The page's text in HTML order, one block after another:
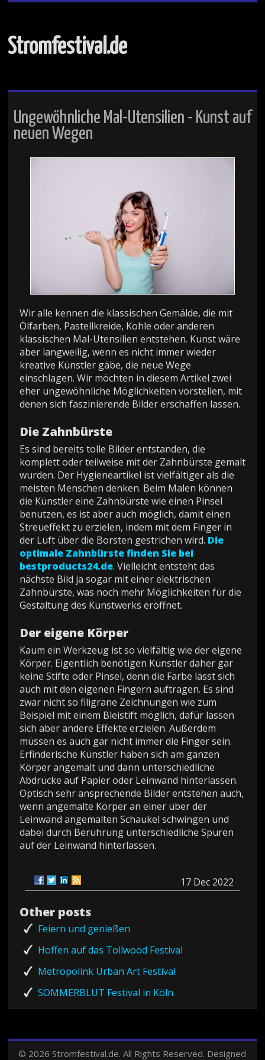
Stromfestival.de
Ungewöhnliche Mal-Utensilien - Kunst auf
neuen Wegen
Wir alle kennen die klassischen Gemälde, die mit
Ölfarben, Pastellkreide, Kohle oder anderen
klassischen Mal-Utensilien entstehen. Kunst wäre
aber langweilig, wenn es nicht immer wieder
kreative Künstler gäbe, die neue Wege
einschlagen. Wir möchten in diesem Artikel zwei
eher ungewöhnliche Möglichkeiten vorstellen, mit
denen sich faszinierende Bilder erschaffen lassen.
Die Zahnbürste
Es sind bereits tolle Bilder entstanden, die
komplett oder teilweise mit der Zahnbürste gemalt
wurden. Der Hygieneartikel ist vielfältiger als die
meisten Menschen denken. Beim Malen können
die Künstler eine Zahnbürste wie einen Pinsel
benutzen, es ist aber auch möglich, damit einen
Streueffekt zu erzielen, indem mit dem Finger in
der Luft über die Borsten gestrichen wird. Die
optimale Zahnbürste finden Sie bei
bestproducts24.de. Vielleicht entsteht das
nächste Bild ja sogar mit einer elektrischen
Zahnbürste, was noch mehr Möglichkeiten für die
Gestaltung des Kunstwerks eröffnet.
Der eigene Körper
Kaum ein Werkzeug ist so vielfältig wie der eigene
Körper. Eigentlich benötigen Künstler daher gar
keine Stifte oder Pinsel, denn die Farbe lässt sich
auch mit den eigenen Fingern auftragen. Es sind
zwar nicht so filigrane Zeichnungen wie zum
Beispiel mit einem Bleistift möglich, dafür lassen
sich aber andere Effekte erzielen. Außerdem
müssen es auch gar nicht immer die Finger sein.
Erfinderische Künstler haben sich am ganzen
Körper angemalt und dann unterschiedliche
Abdrücke auf Papier oder Leinwand hinterlassen.
Optisch sehr ansprechende Bilder entstehen auch,
wenn angemalte Körper an einer über der
Leinwand angemalten Schaukel schwingen und
dabei durch Berührung unterschiedliche Spuren
auf der Leinwand hinterlassen.
17 Dec 2022
Other posts
Feiern und genießen
Hoffen auf das Tollwood Festival
Metropolink Urban Art Festival
SOMMERBLUT Festival in Köln
© 2026 Stromfestival.de. All Rights Reserved. Designed